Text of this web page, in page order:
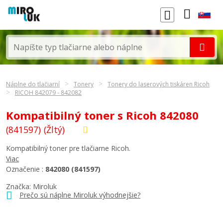
Náplne do tlačiarní Tonery
Tonery do laserových tiskáren Ricoh
RICOH 842079 - 842082
Kompatibilný toner s Ricoh 842080
(841597) (Žltý)
Značka: Miroluk
Prečo sú náplne Miroluk výhodnejšie?
Kompatibilný toner pre tlačiarne Ricoh.
Viac
Označenie : 842080 (841597)